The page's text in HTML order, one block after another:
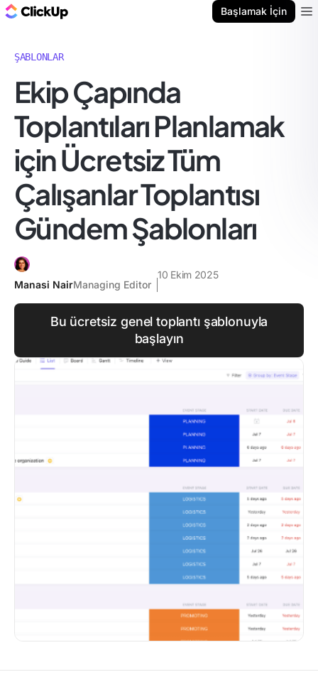
Başlamak İçin
ŞABLONLAR
Ekip Çapında
Toplantıları Planlamak
için Ücretsiz Tüm
Çalışanlar Toplantısı
Gündem Şablonları
Manasi NairManaging Editor
10 Ekim 2025
Bu ücretsiz genel toplantı şablonuyla
başlayın